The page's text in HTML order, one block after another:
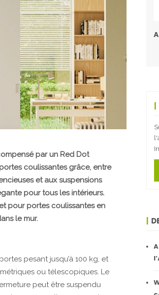
par un Red Dot
coulissantes grâce, entre
et aux suspensions
pour tous les intérieurs.
pour portes coulissantes en
le mur.
pesant jusqu’à 100 kg, et
ou télescopiques. Le
peut être suspendu